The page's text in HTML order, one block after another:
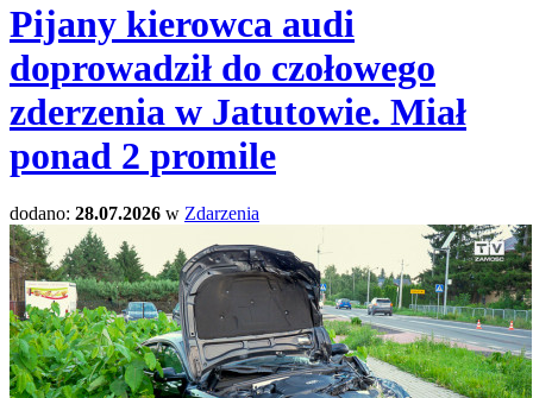
Pijany kierowca audi
doprowadził do czołowego
zderzenia w Jatutowie. Miał
ponad 2 promile
dodano: 28.07.2026 w Zdarzenia